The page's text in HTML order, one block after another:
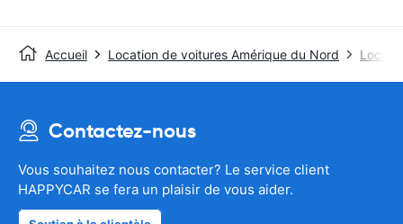
Accueil Location de voitures Amérique du Nord
Contactez-nous
Vous souhaitez nous contacter? Le service client
HAPPYCAR se fera un plaisir de vous aider.